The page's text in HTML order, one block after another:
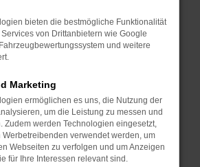
Firewall und deine
Webseiten, zum Beispiel deine
wie Werbeblocker,
bestimmter Seiten
die Seite in einem
oder in einem privaten
bieten die bestmögliche Funktionalität
von Drittanbietern wie Google
und weitere
Marketing
ermöglichen es uns, die Nutzung der
um die Leistung zu messen und
Zudem werden Technologien eingesetzt,
Werbetreibenden verwendet werden, um
Webseiten zu verfolgen und um Anzeigen
für Ihre Interessen relevant sind.